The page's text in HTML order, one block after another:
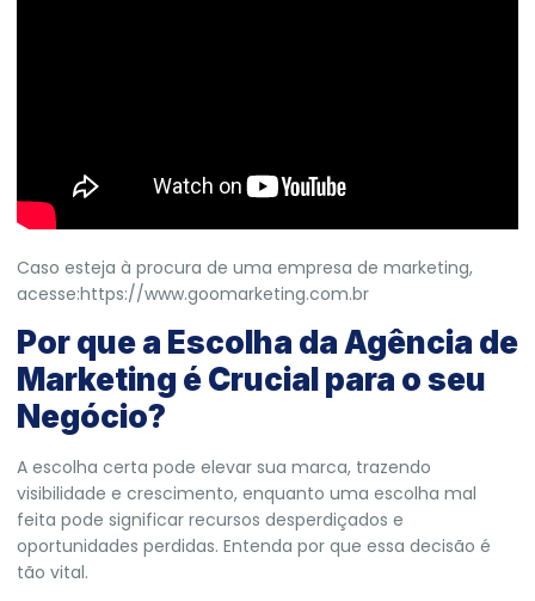
Caso esteja à procura de uma empresa de marketing,
acesse:https://www.goomarketing.com.br
Por que a Escolha da Agência de
Marketing é Crucial para o seu
Negócio?
A escolha certa pode elevar sua marca, trazendo
visibilidade e crescimento, enquanto uma escolha mal
feita pode significar recursos desperdiçados e
oportunidades perdidas. Entenda por que essa decisão é
tão vital.